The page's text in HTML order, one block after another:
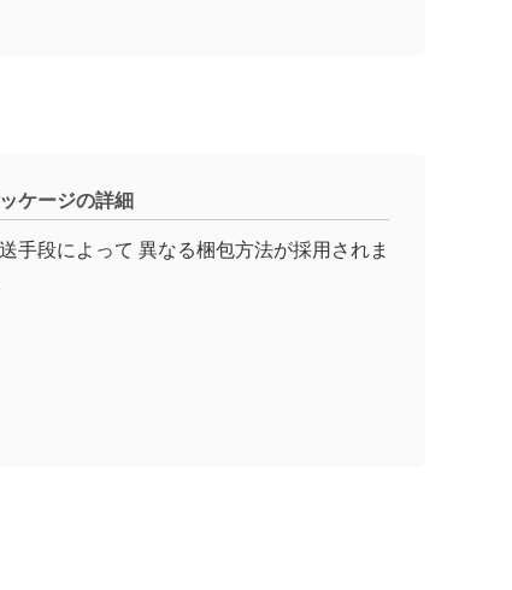
ケージの詳細
手段によって 異なる梱包方法が採用されま